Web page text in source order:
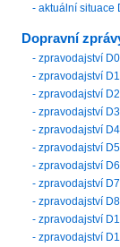
- aktuální situace
Dopravní
- zpravodajství D0
- zpravodajství D1
- zpravodajství D2
- zpravodajství D3
- zpravodajství D4
- zpravodajství D5
- zpravodajství D6
- zpravodajství D7
- zpravodajství D8
- zpravodajství
- zpravodajství